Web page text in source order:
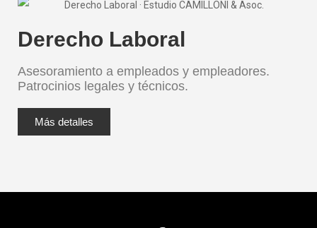
Derecho Laboral
Asesoramiento a empleados y empleadores.
Patrocinios legales y técnicos.
Más detalles